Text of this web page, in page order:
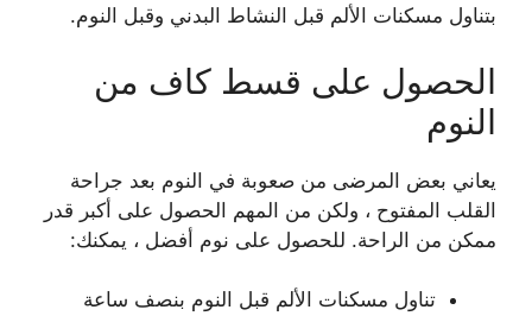
بتناول مسكنات الألم قبل النشاط البدني وقبل النوم.
الحصول على قسط كاف من
النوم
يعاني بعض المرضى من صعوبة في النوم بعد جراحة
القلب المفتوح ، ولكن من المهم الحصول على أكبر قدر
ممكن من الراحة. للحصول على نوم أفضل ، يمكنك:
تناول مسكنات الألم قبل النوم بنصف ساعة